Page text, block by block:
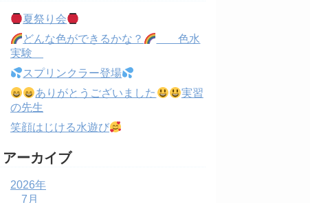
夏祭り会
どんな色ができるかな？
色水
実験
スプリンクラー登場
ありがとうございました
実習
の先生
笑顔はじける水遊び
アーカイブ
2026年
7月